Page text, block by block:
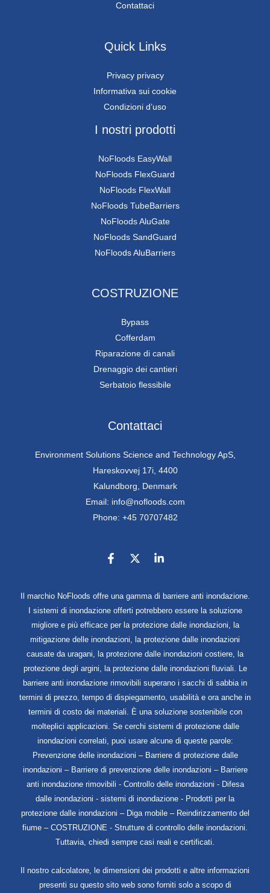
Contattaci
Quick Links
Privacy privacy
Informativa sui cookie
Condizioni d’uso
I nostri prodotti
NoFloods EasyWall
NoFloods FlexGuard
NoFloods FlexWall
NoFloods TubeBarriers
NoFloods AluGate
NoFloods SandGuard
NoFloods AluBarriers
COSTRUZIONE
Bypass
Cofferdam
Riparazione di canali
Drenaggio dei cantieri
Serbatoio flessibile
Contattaci
Environment Solutions Science and Technology ApS,
Hareskovvej 17i, 4400
Kalundborg, Denmark
Email: info@nofloods.com
Phone: +45 70707482
Il marchio NoFloods offre una gamma di barriere anti inondazione.
I sistemi di inondazione offerti potrebbero essere la soluzione
migliore e più efficace per la protezione dalle inondazioni, la
mitigazione delle inondazioni, la protezione dalle inondazioni
causate da uragani, la protezione dalle inondazioni costiere, la
protezione degli argini, la protezione dalle inondazioni fluviali. Le
barriere anti inondazione rimovibili superano i sacchi di sabbia in
termini di prezzo, tempo di dispiegamento, usabilità e ora anche in
termini di costo dei materiali. È una soluzione sostenibile con
molteplici applicazioni. Se cerchi sistemi di protezione dalle
inondazioni correlati, puoi usare alcune di queste parole:
Prevenzione delle inondazioni – Barriere di protezione dalle
inondazioni – Barriere di prevenzione delle inondazioni – Barriere
anti inondazione rimovibili - Controllo delle inondazioni - Difesa
dalle inondazioni - sistemi di inondazione - Prodotti per la
protezione dalle inondazioni – Diga mobile – Reindirizzamento del
fiume – COSTRUZIONE - Strutture di controllo delle inondazioni.
Tuttavia, chiedi sempre casi reali e certificati.
Il nostro calcolatore, le dimensioni dei prodotti e altre informazioni
presenti su questo sito web sono forniti solo a scopo di